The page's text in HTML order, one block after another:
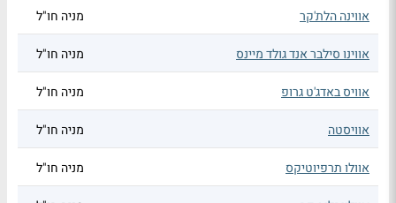
אווינה הלת'קר מניה חו"ל
אווינו סילבר אנד גולד מיינס מניה חו"ל
אוויס באדג'ט גרופ מניה חו"ל
אוויסטה מניה חו"ל
אוולו תרפיוטיקס מניה חו"ל